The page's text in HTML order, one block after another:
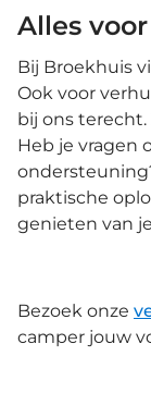
Alles
Bij Broekhuis
Ook voor
bij ons
Heb je vragen
praktische
genieten van
Bezoek onze
camper jouw